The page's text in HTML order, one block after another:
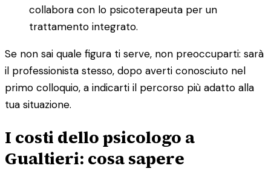
collabora con lo psicoterapeuta per un
trattamento integrato.
Se non sai quale figura ti serve, non preoccuparti: sarà
il professionista stesso, dopo averti conosciuto nel
primo colloquio, a indicarti il percorso più adatto alla
tua situazione.
I costi dello psicologo a
Gualtieri: cosa sapere